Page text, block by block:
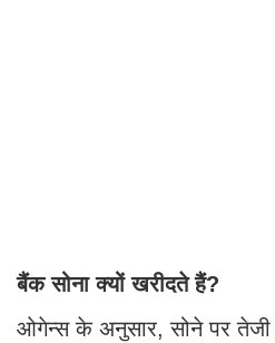
बैंक सोना क्यों खरीदते हैं?
ओगेन्स के अनुसार, सोने पर